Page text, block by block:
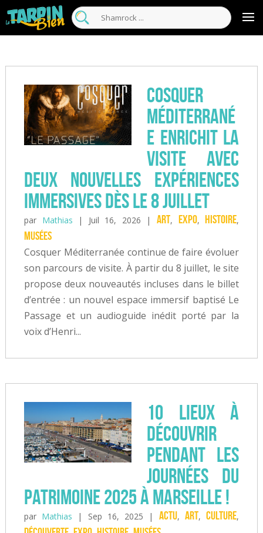
Cosquer
Méditerrané
e enrichit la
visite avec
deux nouvelles expériences
immersives dès le 8 juillet
par Mathias | Juil 16, 2026 | Art, expo, Histoire,
musées
Cosquer Méditerranée continue de faire évoluer
son parcours de visite. À partir du 8 juillet, le site
propose deux nouveautés incluses dans le billet
d’entrée : un nouvel espace immersif baptisé Le
Passage et un audioguide inédit porté par la
voix d’Henri...
10 lieux à
découvrir
pendant les
journées du
Patrimoine 2025 à Marseille !
par Mathias | Sep 16, 2025 | Actu, Art,Culture,